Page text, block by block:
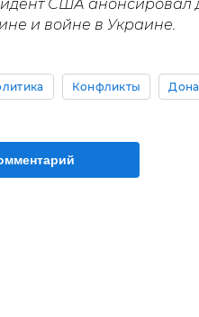
США анонсировал
и войне в Украине.
Конфликты